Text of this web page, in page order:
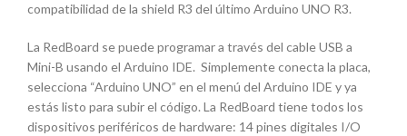
compatibilidad de la shield R3 del último Arduino UNO R3.
La RedBoard se puede programar a través del cable USB a
Mini-B usando el Arduino IDE. Simplemente conecta la placa,
selecciona “Arduino UNO” en el menú del Arduino IDE y ya
estás listo para subir el código. La RedBoard tiene todos los
dispositivos periféricos de hardware: 14 pines digitales I/O